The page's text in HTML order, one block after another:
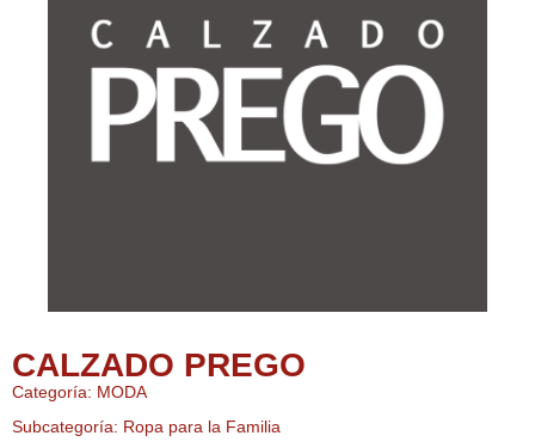
CALZADO PREGO
Categoría: MODA
Subcategoría: Ropa para la Familia